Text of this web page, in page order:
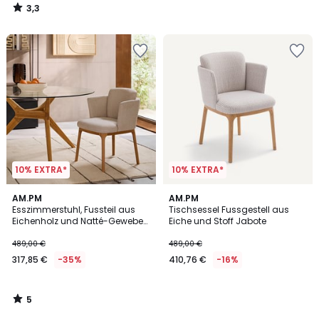
3,3
/
10% EXTRA*
AM.PM
Esszimmerstuhl, Fussteil aus
Eichenholz und Natté-Gewebe
489,00 €
317,85 € -35%
5
/
5
5
/
10% EXTRA*
AM.PM
Tischsessel Fussgestell aus
Eiche und Stoff Jabote
489,00 €
410,76 € -16%